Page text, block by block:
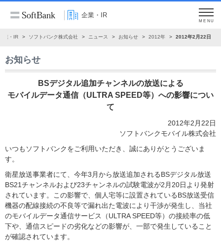
企業・IR
MENU
業・IR ソフトバンク株式会社 ニュース お知らせ 2012年 2012年2月22日
お知らせ
BSデジタル追加チャンネルの放送による
モバイルデータ通信（ULTRA SPEED等）への影響につい
て
2012年2月22日
ソフトバンクモバイル株式会社
いつもソフトバンクをご利用いただき、誠にありがとうございま
す。
衛星放送事業者にて、今年3月から放送追加されるBSデジタル放送
BS21チャンネルおよび23チャンネルの試験電波が2月20日より発射
されています。この影響で、個人宅等に設置されているBS放送受信
機器の配線接続の不良等で漏れ出た電波により干渉が発生し、当社
のモバイルデータ通信サービス（ULTRA SPEED等）の接続率の低
下や、通信スピードの劣化などの影響が、一部で発生していること
が確認されています。